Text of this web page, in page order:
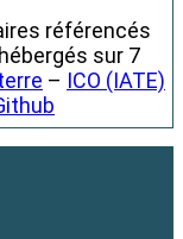
référencés
sur 7
– ICO (IATE)